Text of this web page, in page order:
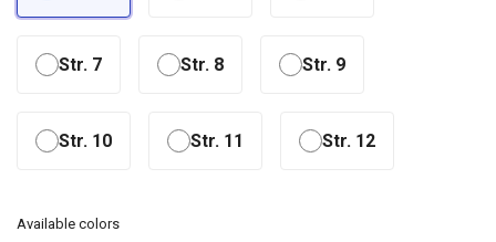
Str. 7 Str. 8 Str. 9
Str. 10 Str. 11 Str. 12
Available colors